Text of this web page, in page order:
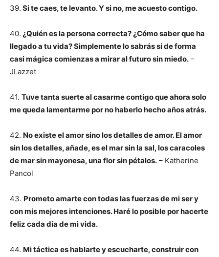
39. Si te caes, te levanto. Y si no, me acuesto contigo.
40. ¿Quién es la persona correcta? ¿Cómo saber que ha
llegado a tu vida? Simplemente lo sabrás si de forma
casi mágica comienzas a mirar al futuro sin miedo. –
JLazzet
41. Tuve tanta suerte al casarme contigo que ahora solo
me queda lamentarme por no haberlo hecho años atrás.
42. No existe el amor sino los detalles de amor. El amor
sin los detalles, añade, es el mar sin la sal, los caracoles
de mar sin mayonesa, una flor sin pétalos. – Katherine
Pancol
43. Prometo amarte con todas las fuerzas de mi ser y
con mis mejores intenciones. Haré lo posible por hacerte
feliz cada día de mi vida.
44. Mi táctica es hablarte y escucharte, construir con